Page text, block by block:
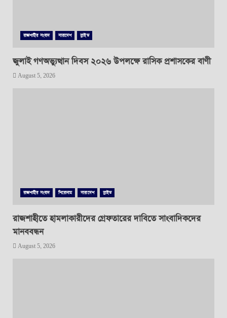
রাজশাহীর সংবাদ সারাদেশ স্লাইড
জুলাই গণঅভ্যুত্থান দিবস ২০২৬ উপলক্ষে রাসিক প্রশাসকের বাণী
August 5, 2026
রাজশাহীর সংবাদ শিরোনাম সারাদেশ স্লাইড
রাজশাহীতে হামলাকারীদের গ্রেফতারের দাবিতে সাংবাদিকদের
মানববন্ধন
August 5, 2026